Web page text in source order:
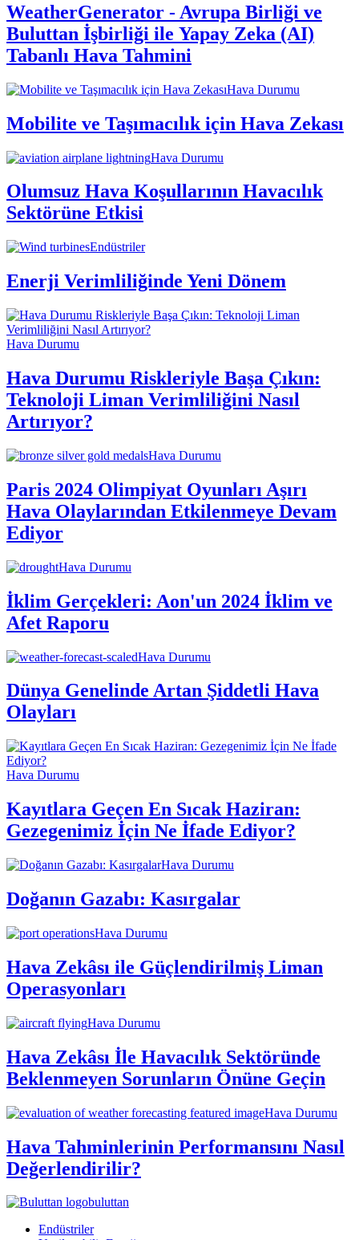
WeatherGenerator - Avrupa Birliği ve
Buluttan İşbirliği ile Yapay Zeka (AI)
Tabanlı Hava Tahmini
Hava Durumu
Mobilite ve Taşımacılık için Hava Zekası
Hava Durumu
Olumsuz Hava Koşullarının Havacılık
Sektörüne Etkisi
Endüstriler
Enerji Verimliliğinde Yeni Dönem
Hava Durumu
Hava Durumu Riskleriyle Başa Çıkın:
Teknoloji Liman Verimliliğini Nasıl
Artırıyor?
Hava Durumu
Paris 2024 Olimpiyat Oyunları Aşırı
Hava Olaylarından Etkilenmeye Devam
Ediyor
Hava Durumu
İklim Gerçekleri: Aon'un 2024 İklim ve
Afet Raporu
Hava Durumu
Dünya Genelinde Artan Şiddetli Hava
Olayları
Hava Durumu
Kayıtlara Geçen En Sıcak Haziran:
Gezegenimiz İçin Ne İfade Ediyor?
Hava Durumu
Doğanın Gazabı: Kasırgalar
Hava Durumu
Hava Zekâsı ile Güçlendirilmiş Liman
Operasyonları
Hava Durumu
Hava Zekâsı İle Havacılık Sektöründe
Beklenmeyen Sorunların Önüne Geçin
Hava Durumu
Hava Tahminlerinin Performansını Nasıl
Değerlendirilir?
buluttan
Endüstriler